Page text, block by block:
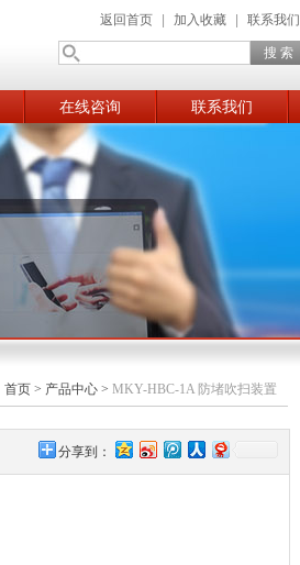
返回首页 加入收藏 联系我们
在线咨询 联系我们
首页 > 产品中心 > MKY-HBC-1A 防堵吹扫装置
分享到：